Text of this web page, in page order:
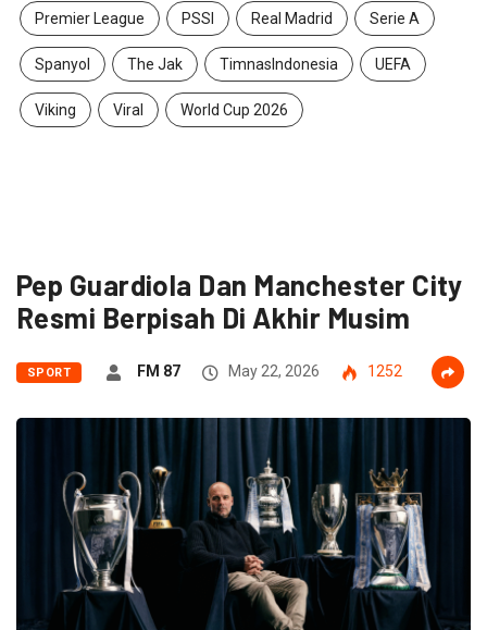
Premier League PSSI Real Madrid Serie A
Spanyol The Jak TimnasIndonesia UEFA
Viking Viral World Cup 2026
Pep Guardiola Dan Manchester City
Resmi Berpisah Di Akhir Musim
SPORT FM 87 May 22, 2026 1252